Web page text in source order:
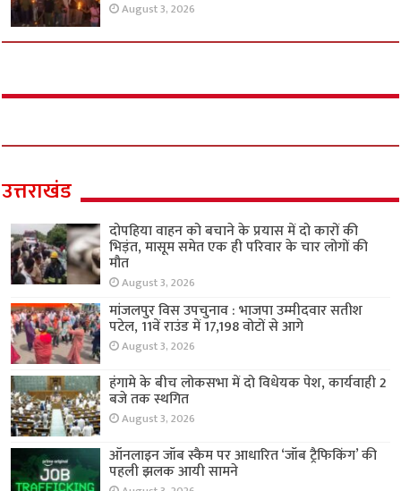
August 3, 2026
उत्तराखंड
दोपहिया वाहन को बचाने के प्रयास में दो कारों की
भिड़ंत, मासूम समेत एक ही परिवार के चार लोगों की
मौत
August 3, 2026
मांजलपुर विस उपचुनाव : भाजपा उम्मीदवार सतीश
पटेल, 11वें राउंड में 17,198 वोटों से आगे
August 3, 2026
हंगामे के बीच लोकसभा में दो विधेयक पेश, कार्यवाही 2
बजे तक स्थगित
August 3, 2026
ऑनलाइन जॉब स्कैम पर आधारित ‘जॉब ट्रैफिकिंग’ की
पहली झलक आयी सामने